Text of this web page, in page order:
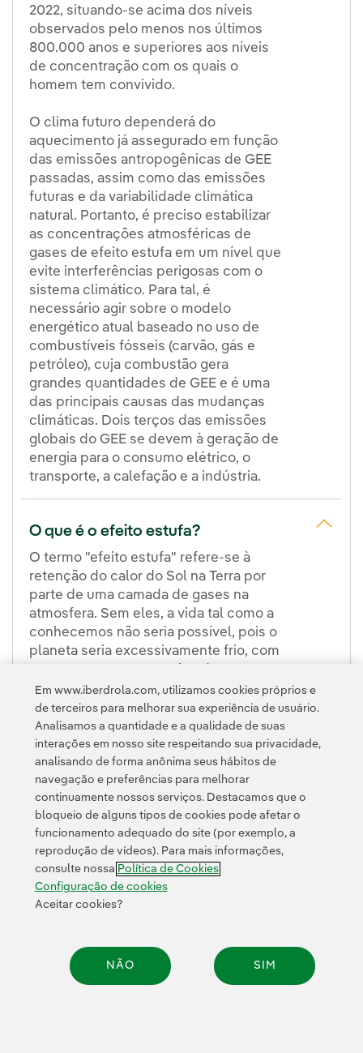
2022, situando-se acima dos níveis
observados pelo menos nos últimos
800.000 anos e superiores aos níveis
de concentração com os quais o
homem tem convivido.
O clima futuro dependerá do
aquecimento já assegurado em função
das emissões antropogênicas de GEE
passadas, assim como das emissões
futuras e da variabilidade climática
natural. Portanto, é preciso estabilizar
as concentrações atmosféricas de
gases de efeito estufa em um nível que
evite interferências perigosas com o
sistema climático. Para tal, é
necessário agir sobre o modelo
energético atual baseado no uso de
combustíveis fósseis (carvão, gás e
petróleo), cuja combustão gera
grandes quantidades de GEE e é uma
das principais causas das mudanças
climáticas. Dois terços das emissões
globais do GEE se devem à geração de
energia para o consumo elétrico, o
transporte, a calefação e a indústria.
O que é o efeito estufa?
O termo "efeito estufa" refere-se à
retenção do calor do Sol na Terra por
parte de uma camada de gases na
atmosfera. Sem eles, a vida tal como a
conhecemos não seria possível, pois o
planeta seria excessivamente frio, com
30°C mais baixa. A maior parte dos
gases de efeito estufa é gerada de
forma natural. No entanto, a
industrialização fez com que a emissão
e a concentração desses gases tenha
aumentado de forma exponencial
desde o começo do século passado,
quando a natureza se encarregava de
equilibrar as emissões sem a ação
humana. À medidaque esses gases
aumentamtambém sobe a quantidade
de radiação infravermelha acumulada
O dióxido de carbono (CO
) é o gás que
Em www.iberdrola.com, utilizamos cookies próprios e
de terceiros para melhorar sua experiência de usuário.
Analisamos a quantidade e a qualidade de suas
interações em nosso site respeitando sua privacidade,
analisando de forma anônima seus hábitos de
navegação e preferências para melhorar
continuamente nossos serviços. Destacamos que o
bloqueio de alguns tipos de cookies pode afetar o
funcionamento adequado do site (por exemplo, a
reprodução de vídeos). Para mais informações,
consulte nossa Política de Cookies
Configuração de cookies
Aceitar cookies?
NÃO SIM